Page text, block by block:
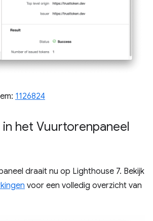
1126824
het Vuurtorenpaneel
draait nu op Lighthouse 7. Bekijk
voor een volledig overzicht van